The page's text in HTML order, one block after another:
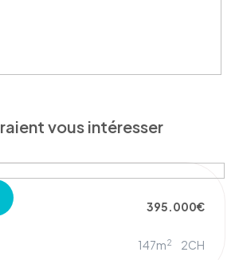
vous intéresser
395.000€
147m2 2CH